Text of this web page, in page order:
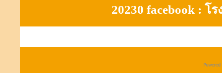
20230 facebook :